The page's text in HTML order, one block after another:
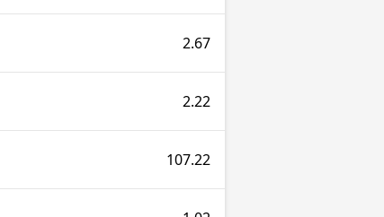
2.67
2.22
107.22